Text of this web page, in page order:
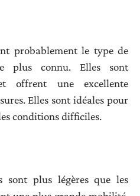
probablement le type de
plus connu. Elles sont
offrent une excellente
Elles sont idéales pour
conditions difficiles.
sont plus légères que les